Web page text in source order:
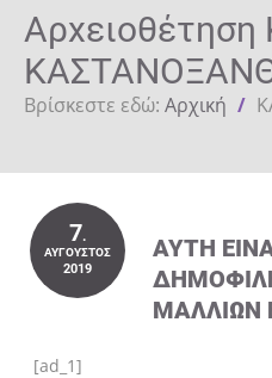
Αρχειοθέτηση
Βρίσκεστε εδώ: Αρχική /
7.
ΑΎΓΟΥΣΤΟΣ
2019
ΑΥΤΉ
ΜΑΛΛΙΏΝ
[ad_1]